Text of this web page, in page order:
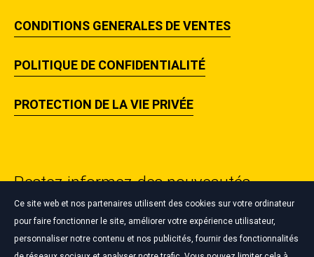
Ce site web et nos partenaires utilisent des cookies sur votre ordinateur
pour faire fonctionner le site, améliorer votre expérience utilisateur,
personnaliser notre contenu et nos publicités, fournir des fonctionnalités
CONDITIONS GENERALES DE VENTES
POLITIQUE DE CONFIDENTIALITÉ
PROTECTION DE LA VIE PRIVÉE
Restez informez des nouveautés
Bardahl ✉️🔥
S'INSCRIRE À LA NEWSLETTER